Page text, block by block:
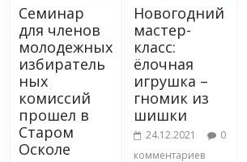
Семинар
для членов
молодежных
избиратель
ных
комиссий
прошел в
Старом
Осколе
Новогодний
мастер-
класс:
ёлочная
игрушка –
гномик из
шишки
24.12.2021
0
комментариев